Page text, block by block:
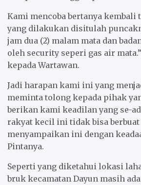
Kami mencoba bertanya kembali
yang dilakukan disitulah
jam dua (2) malam mata dan
oleh security seperi gas air
kepada Wartawan.
Jadi harapan kami ini yang
meminta tolong kepada pihak
berikan kami keadilan yang se-
rakyat kecil ini tidak bisa berbuat
menyampaikan ini dengan
Pintanya.
Seperti yang diketahui lokasi
bruk kecamatan Dayun masih